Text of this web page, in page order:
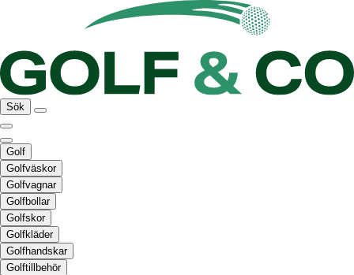
Sök
Golf
Golfväskor
Golfvagnar
Golfbollar
Golfskor
Golfkläder
Golfhandskar
Golftillbehör